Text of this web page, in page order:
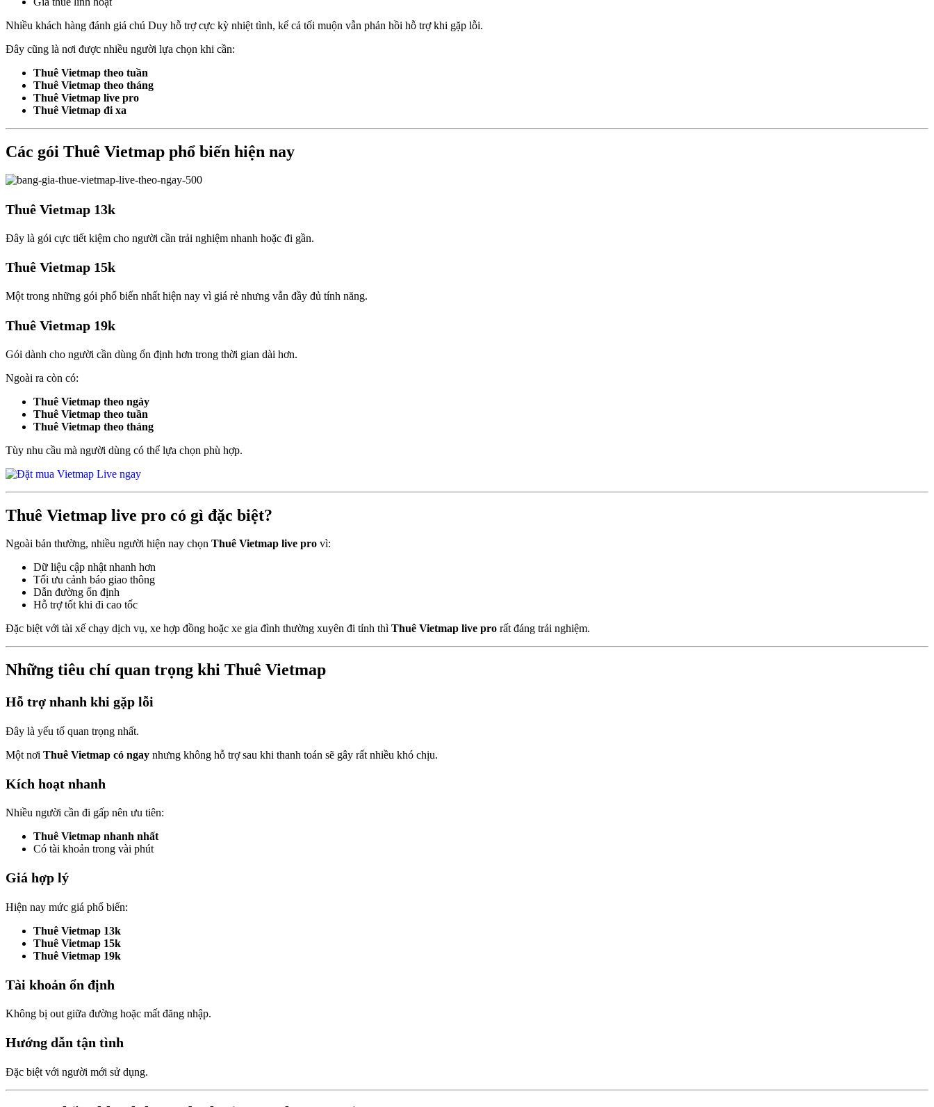
Nhiều khách hàng đánh giá chú Duy hỗ trợ cực kỳ nhiệt tình, kể cả tối muộn vẫn phản hồi hỗ trợ khi gặp lỗi.
Đây cũng là nơi được nhiều người lựa chọn khi cần:
Thuê Vietmap theo tuần
Thuê Vietmap theo tháng
Thuê Vietmap live pro
Thuê Vietmap đi xa
Các gói Thuê Vietmap phổ biến hiện nay
Thuê Vietmap 13k
Đây là gói cực tiết kiệm cho người cần trải nghiệm nhanh hoặc đi gần.
Thuê Vietmap 15k
Một trong những gói phổ biến nhất hiện nay vì giá rẻ nhưng vẫn đầy đủ tính năng.
Thuê Vietmap 19k
Gói dành cho người cần dùng ổn định hơn trong thời gian dài hơn.
Ngoài ra còn có:
Thuê Vietmap theo ngày
Thuê Vietmap theo tuần
Thuê Vietmap theo tháng
Tùy nhu cầu mà người dùng có thể lựa chọn phù hợp.
Thuê Vietmap live pro có gì đặc biệt?
Ngoài bản thường, nhiều người hiện nay chọn Thuê Vietmap live pro vì:
Dữ liệu cập nhật nhanh hơn
Tối ưu cảnh báo giao thông
Dẫn đường ổn định
Hỗ trợ tốt khi đi cao tốc
Đặc biệt với tài xế chạy dịch vụ, xe hợp đồng hoặc xe gia đình thường xuyên đi tỉnh thì Thuê Vietmap live pro rất đáng trải nghiệm.
Những tiêu chí quan trọng khi Thuê Vietmap
Hỗ trợ nhanh khi gặp lỗi
Đây là yếu tố quan trọng nhất.
Một nơi Thuê Vietmap có ngay nhưng không hỗ trợ sau khi thanh toán sẽ gây rất nhiều khó chịu.
Kích hoạt nhanh
Nhiều người cần đi gấp nên ưu tiên:
Thuê Vietmap nhanh nhất
Có tài khoản trong vài phút
Giá hợp lý
Hiện nay mức giá phổ biến:
Thuê Vietmap 13k
Thuê Vietmap 15k
Thuê Vietmap 19k
Tài khoản ổn định
Không bị out giữa đường hoặc mất đăng nhập.
Hướng dẫn tận tình
Đặc biệt với người mới sử dụng.